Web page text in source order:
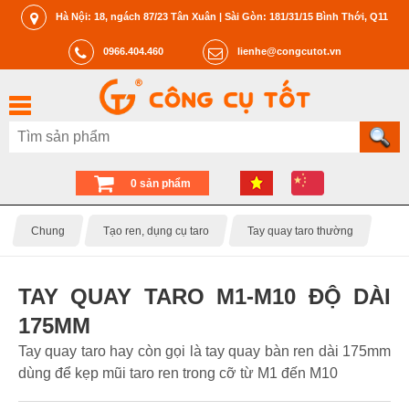
Hà Nội: 18, ngách 87/23 Tân Xuân | Sài Gòn: 181/31/15 Bình Thới, Q11
0966.404.460 lienhe@congcutot.vn
0 sản phẩm
Chung Tạo ren, dụng cụ taro Tay quay taro thường
TAY QUAY TARO M1-M10 ĐỘ DÀI
175MM
Tay quay taro hay còn gọi là tay quay bàn ren dài 175mm
dùng để kẹp mũi taro ren trong cỡ từ M1 đến M10